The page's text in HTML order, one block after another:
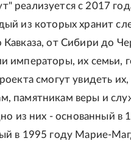
реализуется с 2017
из которых хранит
от Сибири до
императоры, их семьи,
смогут увидеть
памятникам веры и
из них - основанный в
в 1995 году Марие-